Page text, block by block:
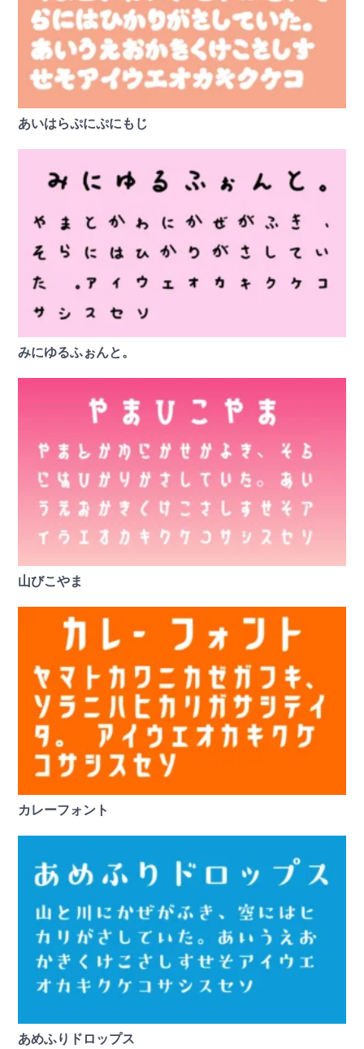
あいはらぷにぷにもじ
みにゆるふぉんと。
山びこやま
カレーフォント
あめふりドロップス